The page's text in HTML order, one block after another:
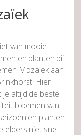
van mooie
en planten bij
Mozaïek aan
Hier
je altijd de beste
bloemen van
en planten
elders niet snel